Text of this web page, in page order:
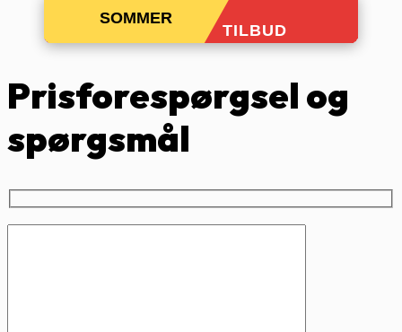
SOMMER
TILBUD
Prisforespørgsel og
spørgsmål